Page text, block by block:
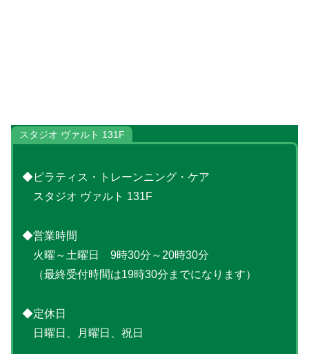
スタジオ ヴァルト 131F
◆ピラティス・トレーンニング・ケア
スタジオ ヴァルト 131F
◆営業時間
火曜～土曜日 9時30分～20時30分
（最終受付時間は19時30分までになります）
◆定休日
日曜日、月曜日、祝日